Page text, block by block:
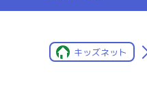
キッズネット